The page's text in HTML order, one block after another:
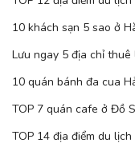
10 khách sạn 5 sao ở
Lưu ngay 5 địa chỉ
10 quán bánh đa cua
TOP 7 quán cafe ở Đồ
TOP 14 địa điểm du